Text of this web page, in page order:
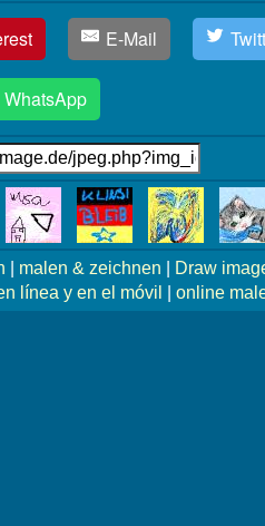
E-Mail
WhatsApp
malen & zeichnen
Draw
línea y en el móvil online